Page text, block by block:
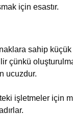
için esastır.
sahip
çünkü
ucuzdur.
işletmeler için